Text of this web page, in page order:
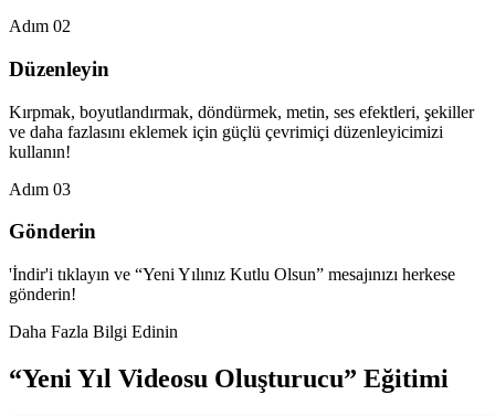
Adım 02
Düzenleyin
Kırpmak, boyutlandırmak, döndürmek, metin, ses efektleri, şekiller
ve daha fazlasını eklemek için güçlü çevrimiçi düzenleyicimizi
kullanın!
Adım 03
Gönderin
'İndir'i tıklayın ve “Yeni Yılınız Kutlu Olsun” mesajınızı herkese
gönderin!
Daha Fazla Bilgi Edinin
“Yeni Yıl Videosu Oluşturucu” Eğitimi